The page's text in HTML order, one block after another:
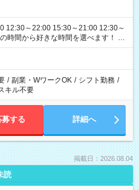
12:30～22:00 15:30～21:00 12:30～
あります
/ 副業・WワークOK / シフト勤務 /
キル不要
募する 詳細へ
掲載日：2026.08.04
読